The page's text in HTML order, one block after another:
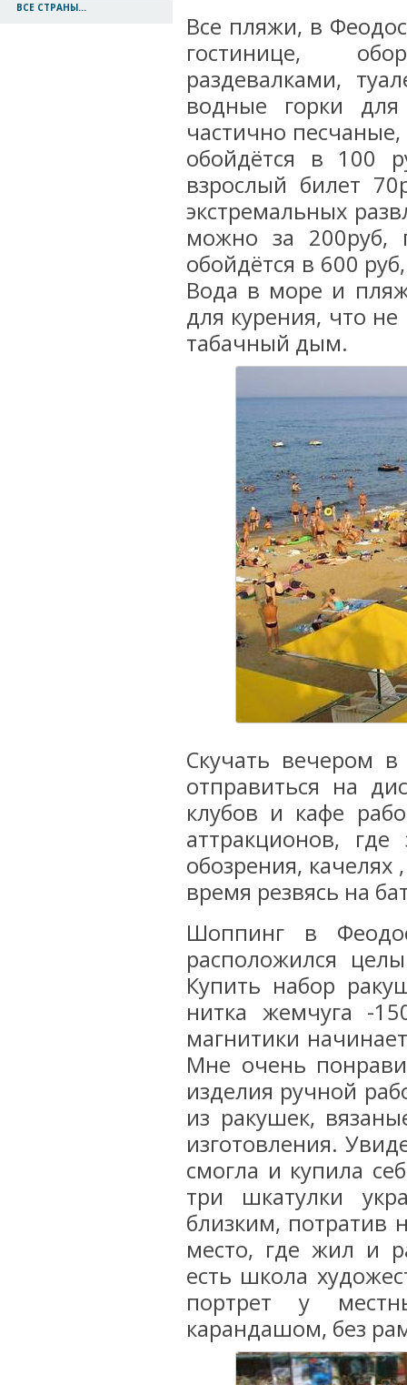
ВСЕ СТРАНЫ...
Все пляжи, в
гостинице,
раздевалками,
водные горки
частично
обойдётся в 100
взрослый билет
экстремальных
можно за
обойдётся в 600
Вода в море и
для курения, что
табачный дым.
Скучать вечером
отправиться на
клубов и кафе
аттракционов,
обозрения, качелях
время резвясь на
Шоппинг в
расположился
Купить набор
нитка жемчуга -
магнитики
Мне очень
изделия ручной
из ракушек,
изготовления.
смогла и купила
три шкатулки
близким, потратив
место, где жил и
есть школа
портрет у
карандашом, без